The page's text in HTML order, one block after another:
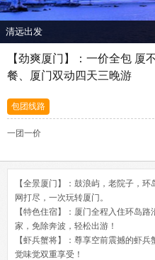
清远出发
【劲爽厦门】：一价全包 厦
餐、厦门双动四天三晚游
包团线路
一团一价
【全景厦门】：鼓浪屿，老院子，
网打尽，一次玩转厦门。
【特色住宿】：厦门全程入住环岛
家，免除奔波，轻松出游！
【虾兵蟹将】：尊享空前震撼的虾
觉味觉双重享受！